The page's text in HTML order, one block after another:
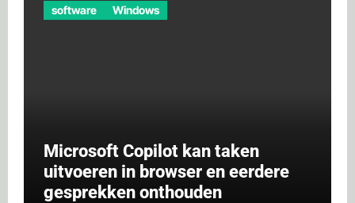
software Windows
Microsoft Copilot kan taken
uitvoeren in browser en eerdere
gesprekken onthouden